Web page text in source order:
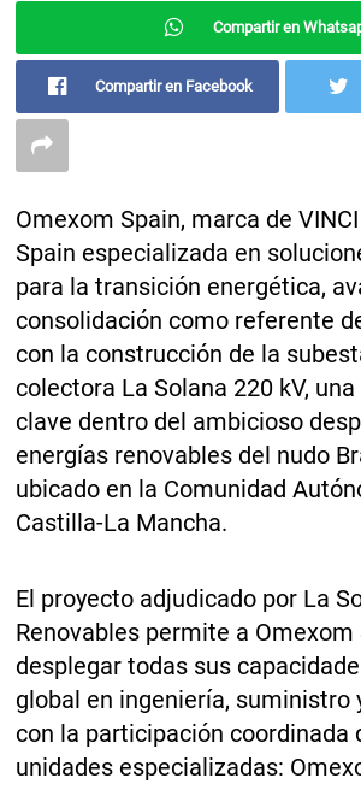
Compartir en
Compartir en Facebook
Omexom Spain, marca de
Spain especializada en
para la transición energética,
consolidación como referente
con la construcción de la
colectora La Solana 220 kV,
clave dentro del ambicioso
energías renovables del nudo
ubicado en la Comunidad
Castilla-La Mancha.
El proyecto adjudicado por La
Renovables permite a Omexom
desplegar todas sus
global en ingeniería, suministro
con la participación coordinada
unidades especializadas: